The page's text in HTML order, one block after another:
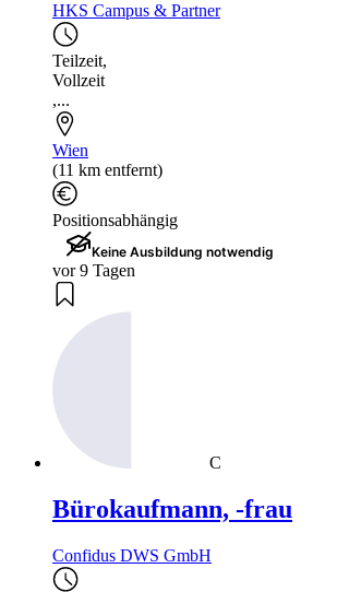
HKS Campus & Partner
Teilzeit,
Vollzeit
,...
Wien
(11 km entfernt)
Positionsabhängig
Keine Ausbildung notwendig
vor 9 Tagen
C
Bürokaufmann, -frau
Confidus DWS GmbH